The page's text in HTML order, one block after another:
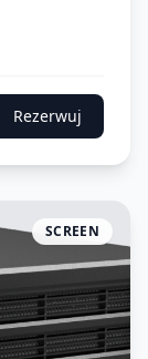
Rezerwuj
SCREEN